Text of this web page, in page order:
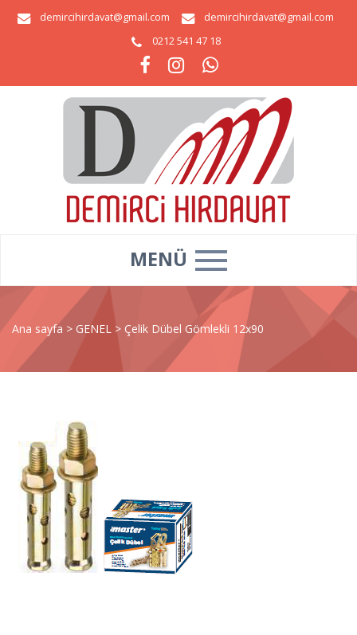
demircihirdavat@gmail.com
demircihirdavat@gmail.com
0212 541 47 18
MENÜ
Ana sayfa > GENEL > Çelik Dübel Gömlekli 12x90